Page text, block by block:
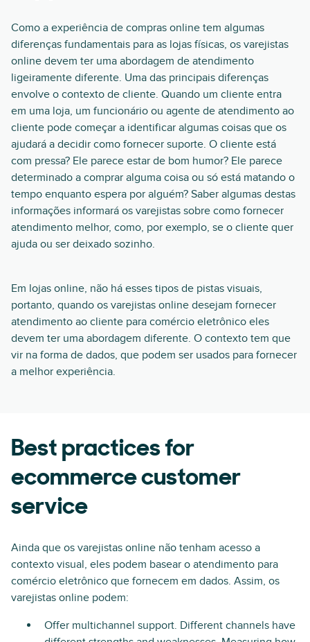
Como a experiência de compras online tem algumas
diferenças fundamentais para as lojas físicas, os varejistas
online devem ter uma abordagem de atendimento
ligeiramente diferente. Uma das principais diferenças
envolve o contexto de cliente. Quando um cliente entra
em uma loja, um funcionário ou agente de atendimento ao
cliente pode começar a identificar algumas coisas que os
ajudará a decidir como fornecer suporte. O cliente está
com pressa? Ele parece estar de bom humor? Ele parece
determinado a comprar alguma coisa ou só está matando o
tempo enquanto espera por alguém? Saber algumas destas
informações informará os varejistas sobre como fornecer
atendimento melhor, como, por exemplo, se o cliente quer
ajuda ou ser deixado sozinho.
Em lojas online, não há esses tipos de pistas visuais,
portanto, quando os varejistas online desejam fornecer
atendimento ao cliente para comércio eletrônico eles
devem ter uma abordagem diferente. O contexto tem que
vir na forma de dados, que podem ser usados para fornecer
a melhor experiência.
Best practices for
ecommerce customer
service
Ainda que os varejistas online não tenham acesso a
contexto visual, eles podem basear o atendimento para
comércio eletrônico que fornecem em dados. Assim, os
varejistas online podem:
Offer multichannel support. Different channels have